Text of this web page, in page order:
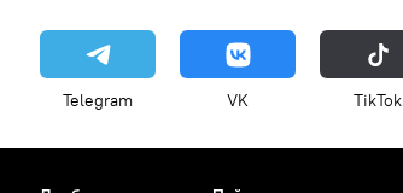
Telegram VK ТikТоk